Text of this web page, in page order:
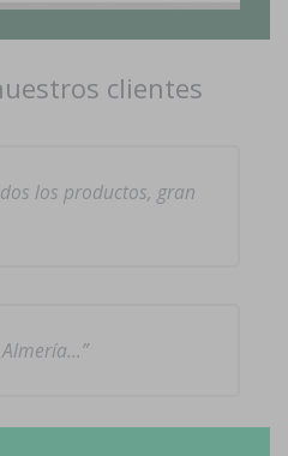
clientes
los productos, gran